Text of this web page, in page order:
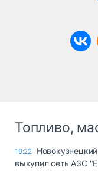
Топливо,
19:22
выкупил сеть АЗС